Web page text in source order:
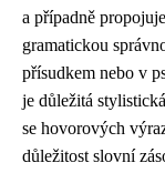
a případně
gramatickou
přísudkem nebo v
je důležitá
se hovorových
důležitost slovní